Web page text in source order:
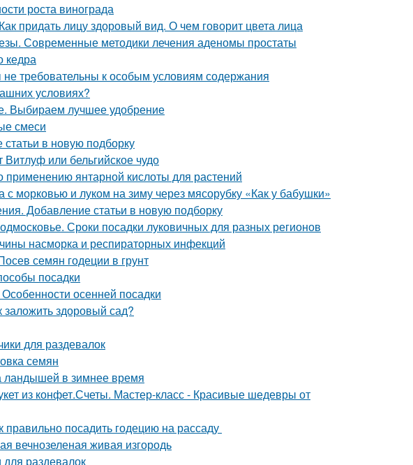
роста винограда
придать лицу здоровый вид. О чем говорит цвета лица
Современные методики лечения аденомы простаты
кедра
требовательны к особым условиям содержания
условиях?
Выбираем лучшее удобрение
смеси
в новую подборку
или бельгийское чудо
применению янтарной кислоты для растений
морковью и луком на зиму через мясорубку «Как у бабушки»
Добавление статьи в новую подборку
Сроки посадки луковичных для разных регионов
насморка и респираторных инфекций
семян годеции в грунт
посадки
осенней посадки
заложить здоровый сад?
для раздевалок
семян
ландышей в зимнее время
из конфет.Счеты. Мастер-класс - Красивые шедевры от
правильно посадить годецию на рассаду
вечнозеленая живая изгородь
раздевалок